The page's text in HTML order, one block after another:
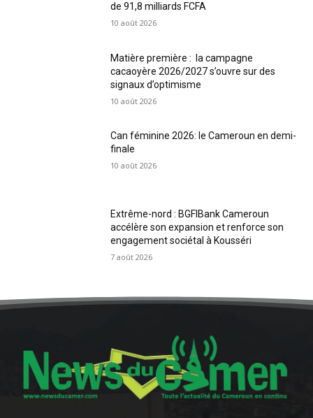
de 91,8 milliards FCFA
10 août 2026
Matière première : la campagne
cacaoyère 2026/2027 s’ouvre sur des
signaux d’optimisme
10 août 2026
Can féminine 2026: le Cameroun en demi-
finale
10 août 2026
Extrême-nord : BGFIBank Cameroun
accélère son expansion et renforce son
engagement sociétal à Kousséri
7 août 2026